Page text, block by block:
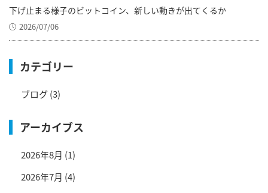
下げ止まる様子のビットコイン、新しい動きが出てくるか
2026/07/06
カテゴリー
ブログ(3)
アーカイブス
2026年8月 (1)
2026年7月 (4)